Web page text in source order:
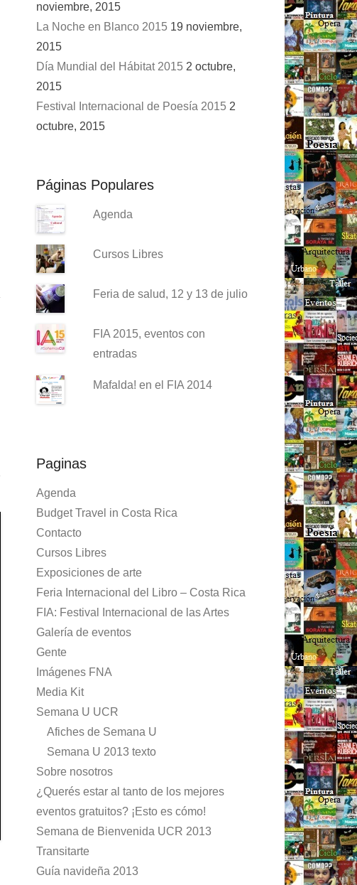
noviembre, 2015
La Noche en Blanco 2015 19 noviembre,
2015
Día Mundial del Hábitat 2015 2 octubre,
2015
Festival Internacional de Poesía 2015 2
octubre, 2015
Páginas Populares
Agenda
Cursos Libres
Feria de salud, 12 y 13 de julio
FIA 2015, eventos con
entradas
Mafalda! en el FIA 2014
Paginas
Agenda
Budget Travel in Costa Rica
Contacto
Cursos Libres
Exposiciones de arte
Feria Internacional del Libro – Costa Rica
FIA: Festival Internacional de las Artes
Galería de eventos
Gente
Imágenes FNA
Media Kit
Semana U UCR
Afiches de Semana U
Semana U 2013 texto
Sobre nosotros
¿Querés estar al tanto de los mejores
eventos gratuitos? ¡Esto es cómo!
Semana de Bienvenida UCR 2013
Transitarte
Guía navideña 2013